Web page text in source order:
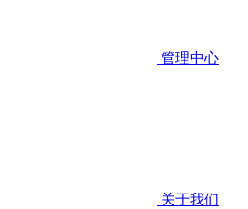
管理中心
关于我们